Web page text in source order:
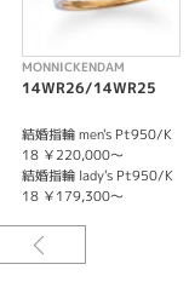
-LUXURY WHITE-
る、白色光の美しい輝き
モニッケンダムが考える
に活かしたデザインです
し、ダイヤモンドの並び
を最大限に引き出します。
※価格は税込みです。
MONNICKENDAM
14WR26/14WR25
結婚指輪 men's Pt950/K
18 ￥220,000～
結婚指輪 lady's Pt950/K
18 ￥179,300～